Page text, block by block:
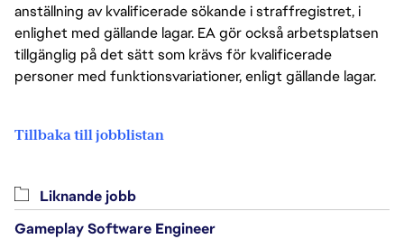
anställning av kvalificerade sökande i straffregistret, i
enlighet med gällande lagar. EA gör också arbetsplatsen
tillgänglig på det sätt som krävs för kvalificerade
personer med funktionsvariationer, enligt gällande lagar.
Tillbaka till jobblistan
Liknande jobb
Gameplay Software Engineer